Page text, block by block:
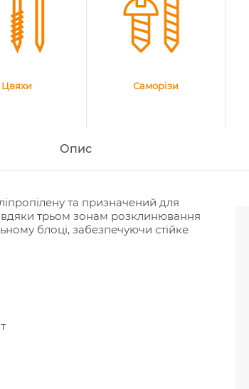
Цвяхи Саморізи
Опис
та призначений для
трьом зонам розклинювання
блоці, забезпечуючи стійке